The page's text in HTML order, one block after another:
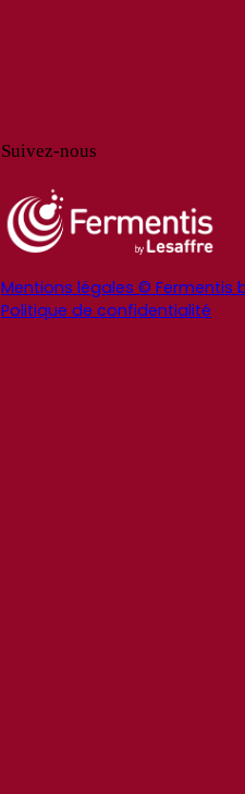
Suivez-nous
Mentions légales © Fermentis
Politique de confidentialité